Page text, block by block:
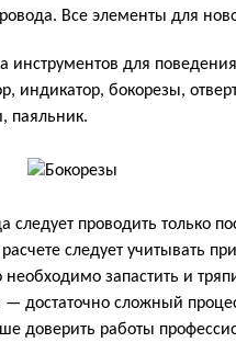
Все элементы для
инструментов для
индикатор, бокорезы,
паяльник.
следует проводить только
следует учитывать
необходимо запастить и
достаточно сложный
доверить работы